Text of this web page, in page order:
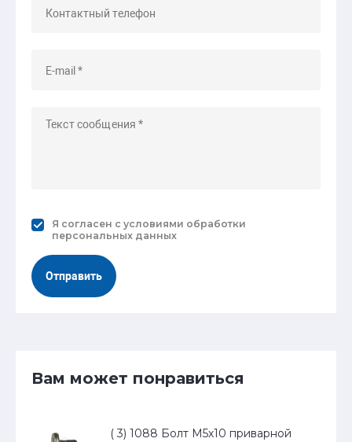
Я согласен с условиями обработки
персональных данных
Отправить
Вам может понравиться
( 3) 1088 Болт М5х10 приварной